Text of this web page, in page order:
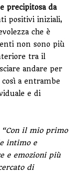
precipitosa da
positivi iniziali,
che è
non sono più
tra il
andare per
a entrambe
e di
“Con il mio primo
intimo e
e emozioni più
di